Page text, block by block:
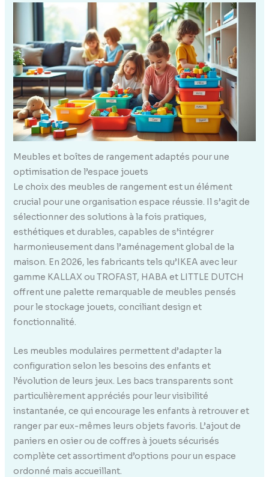
Meubles et boîtes de rangement adaptés pour une
optimisation de l’espace jouets
Le choix des meubles de rangement est un élément
crucial pour une organisation espace réussie. Il s’agit de
sélectionner des solutions à la fois pratiques,
esthétiques et durables, capables de s’intégrer
harmonieusement dans l’aménagement global de la
maison. En 2026, les fabricants tels qu’IKEA avec leur
gamme KALLAX ou TROFAST, HABA et LITTLE DUTCH
offrent une palette remarquable de meubles pensés
pour le stockage jouets, conciliant design et
fonctionnalité.
Les meubles modulaires permettent d’adapter la
configuration selon les besoins des enfants et
l’évolution de leurs jeux. Les bacs transparents sont
particulièrement appréciés pour leur visibilité
instantanée, ce qui encourage les enfants à retrouver et
ranger par eux-mêmes leurs objets favoris. L’ajout de
paniers en osier ou de coffres à jouets sécurisés
complète cet assortiment d’options pour un espace
ordonné mais accueillant.